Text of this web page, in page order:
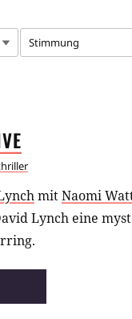
Stimmung
mitNaomi
Lynch eine